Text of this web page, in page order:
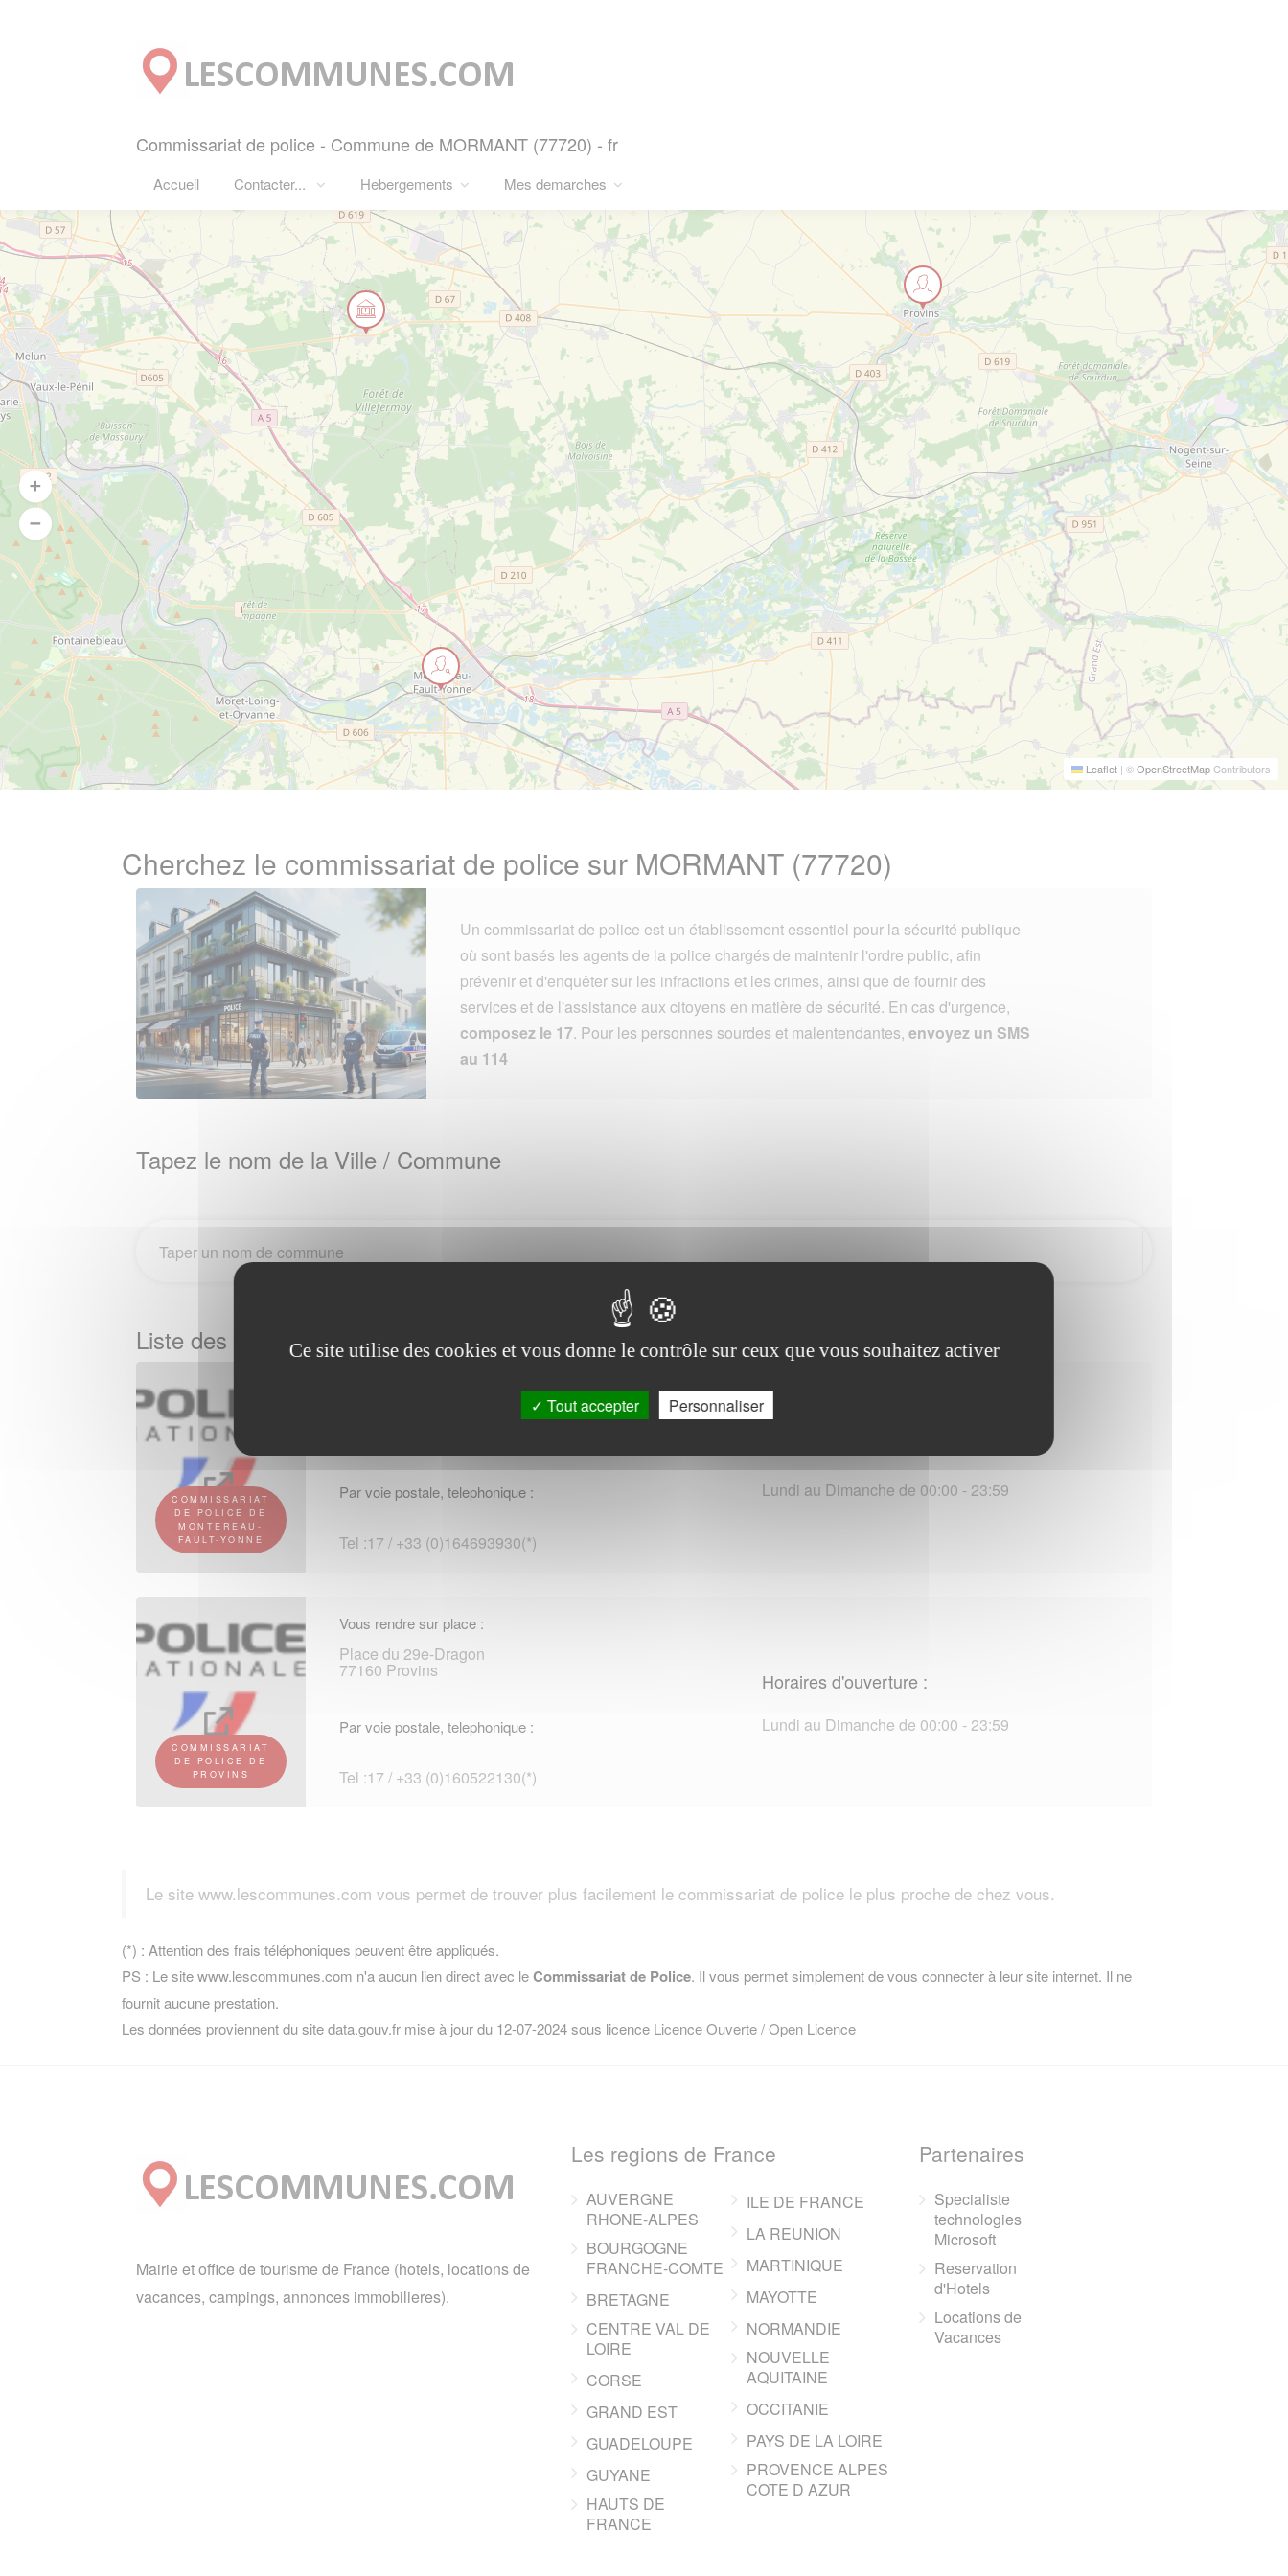
Commissariat de police - Commune de MORMANT (77720) - fr
Accueil Contacter... Hebergements Mes demarches
Leaflet | ©OpenStreetMapContributors
Cherchez le commissariat de police sur MORMANT (77720)
Un commissariat de police est un établissement essentiel pour la sécurité publique
où sont basés les agents de la police chargés de maintenir l'ordre public, afin
prévenir et d'enquêter sur les infractions et les crimes, ainsi que de fournir des
services et de l'assistance aux citoyens en matière de sécurité. En cas d'urgence,
composez le 17. Pour les personnes sourdes et malentendantes, envoyez un SMS
au 114
Tapez le nom de la Ville / Commune
Liste des Commissariats de police en France
COMMISSARIAT
DE POLICE DE
MONTEREAU-
FAULT-YONNE
5 avenue du Maréchal-Leclerc
Par voie postale, telephonique :
Tel :17 / +33 (0)164693930(*)
Lundi au Dimanche de 00:00 - 23:59
COMMISSARIAT
DE POLICE DE
PROVINS
Vous rendre sur place :
Place du 29e-Dragon
77160 Provins
Par voie postale, telephonique :
Tel :17 / +33 (0)160522130(*)
Horaires d'ouverture :
Lundi au Dimanche de 00:00 - 23:59
Le site www.lescommunes.com vous permet de trouver plus facilement le commissariat de police le plus proche de chez vous.
(*) : Attention des frais téléphoniques peuvent être appliqués.
PS : Le site www.lescommunes.com n'a aucun lien direct avec leCommissariat de Police. Il vous permet simplement de vous connecter à leur site internet. Il ne
fournit aucune prestation.
Les données proviennent du site data.gouv.fr mise à jour du 12-07-2024 sous licence Licence Ouverte / Open Licence
Mairie et office de tourisme de France (hotels, locations de
vacances, campings, annonces immobilieres).
Les regions de France
AUVERGNE
RHONE-ALPES
BOURGOGNE
FRANCHE-COMTE
BRETAGNE
CENTRE VAL DE
LOIRE
CORSE
GRAND EST
GUADELOUPE
GUYANE
HAUTS DE
FRANCE
ILE DE FRANCE
LA REUNION
MARTINIQUE
MAYOTTE
NORMANDIE
NOUVELLE
AQUITAINE
OCCITANIE
PAYS DE LA LOIRE
PROVENCE ALPES
COTE D AZUR
Partenaires
Specialiste
technologies
Microsoft
Reservation
d'Hotels
Locations de
Vacances
Ce site utilise des cookies et vous donne le contrôle sur ceux que vous souhaitez activer
Tout accepter Personnaliser